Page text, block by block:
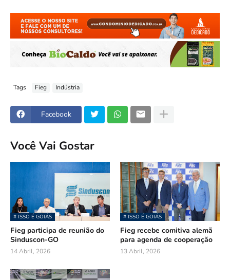
Tags Fieg Indústria
Facebook
Você Vai Gostar
# ISSO É GOIÁS
Fieg participa de reunião do
Sinduscon-GO
14 Abril, 2026
# ISSO É GOIÁS
Fieg recebe comitiva alemã
para agenda de cooperação
13 Abril, 2026